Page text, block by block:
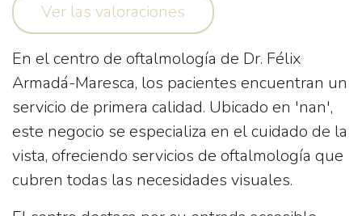
Ver las valoraciones
En el centro de oftalmología de Dr. Félix
Armadá-Maresca, los pacientes encuentran un
servicio de primera calidad. Ubicado en 'nan',
este negocio se especializa en el cuidado de la
vista, ofreciendo servicios de oftalmología que
cubren todas las necesidades visuales.